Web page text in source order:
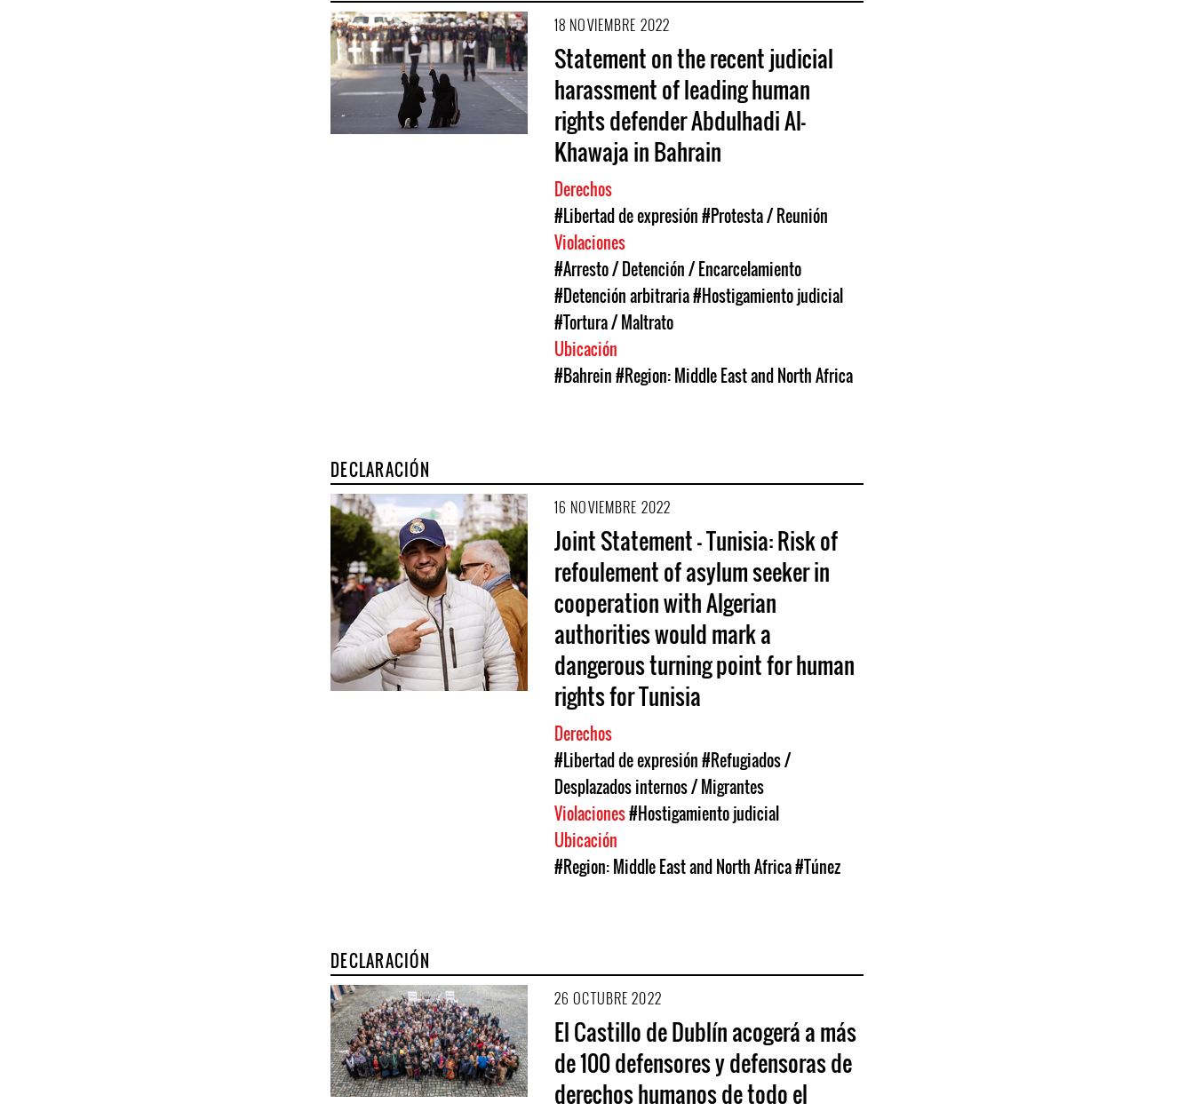
18 NOVIEMBRE 2022
Statement on the recent judicial
harassment of leading human
rights defender Abdulhadi Al-
Khawaja in Bahrain
Derechos
#Libertad de expresión#Protesta / Reunión
Violaciones
#Arresto / Detención / Encarcelamiento
#Detención arbitraria#Hostigamiento judicial
#Tortura / Maltrato
Ubicación
#Bahrein#Region: Middle East and North Africa
DECLARACIÓN
16 NOVIEMBRE 2022
Joint Statement - Tunisia: Risk of
refoulement of asylum seeker in
cooperation with Algerian
authorities would mark a
dangerous turning point for human
rights for Tunisia
Derechos
#Libertad de expresión#Refugiados /
Desplazados internos / Migrantes
Violaciones#Hostigamiento judicial
Ubicación
#Region: Middle East and North Africa#Túnez
DECLARACIÓN
26 OCTUBRE 2022
El Castillo de Dublín acogerá a más
de 100 defensores y defensoras de
derechos humanos de todo el